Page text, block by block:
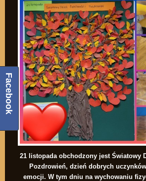
21 listopada obchodzony jest Światowy
Pozdrowień, dzień dobrych
emocji. W tym dniu na wychowaniu
Facebook